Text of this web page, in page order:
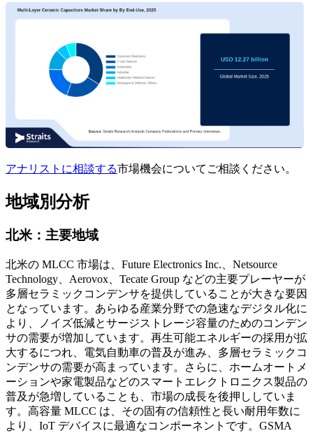
アナリストに相談する市場機会についてご相談ください。
地域別分析
北米：主要地域
北米の MLCC 市場は、Future Electronics Inc.、Netsource
Technology、Aerovox、Tecate Group などの主要プレーヤーが
多層セラミックコンデンサを提供していることが大きな要因
となっています。あらゆる産業分野での急速なデジタル化に
より、ノイズ低減とサージストレージ容量のためのコンデン
サの需要が増加しています。再生可能エネルギーの採用が拡
大するにつれ、電気自動車の普及が進み、多層セラミックコ
ンデンサの需要が高まっています。さらに、ホームオートメ
ーションや家電製品などのスマートエレクトロニクス製品の
普及が急増していることも、市場の成長を後押ししていま
す。高容量 MLCC は、その固有の信頼性と長い耐用年数に
より、IoT デバイスに最適なコンポーネントです。GSMA